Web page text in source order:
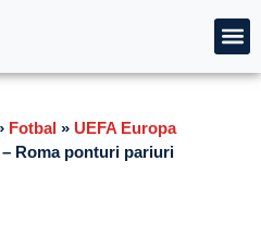
Fotbal » UEFA Europa
Roma ponturi pariuri